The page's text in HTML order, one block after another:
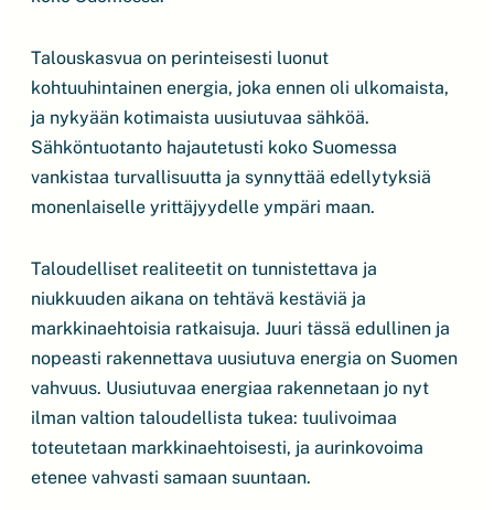
Talouskasvua on perinteisesti luonut
kohtuuhintainen energia, joka ennen oli ulkomaista,
ja nykyään kotimaista uusiutuvaa sähköä.
Sähköntuotanto hajautetusti koko Suomessa
vankistaa turvallisuutta ja synnyttää edellytyksiä
monenlaiselle yrittäjyydelle ympäri maan.
Taloudelliset realiteetit on tunnistettava ja
niukkuuden aikana on tehtävä kestäviä ja
markkinaehtoisia ratkaisuja. Juuri tässä edullinen ja
nopeasti rakennettava uusiutuva energia on Suomen
vahvuus. Uusiutuvaa energiaa rakennetaan jo nyt
ilman valtion taloudellista tukea: tuulivoimaa
toteutetaan markkinaehtoisesti, ja aurinkovoima
etenee vahvasti samaan suuntaan.